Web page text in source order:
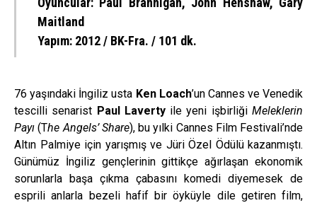
Maitland
Yapım: 2012 / BK-Fra. / 101 dk.
76 yaşındaki İngiliz usta Ken Loach’un Cannes ve Venedik
tescilli senarist Paul Lavertyile yeni işbirliğiMeleklerin
Payı (The Angels’ Share), bu yılki Cannes Film Festivali’nde
Altın Palmiye için yarışmış ve Jüri Özel Ödülü kazanmıştı.
Günümüz İngiliz gençlerinin gittikçe ağırlaşan ekonomik
sorunlarla başa çıkma çabasını komedi diyemesek de
esprili anlarla bezeli hafif bir öyküyle dile getiren film,